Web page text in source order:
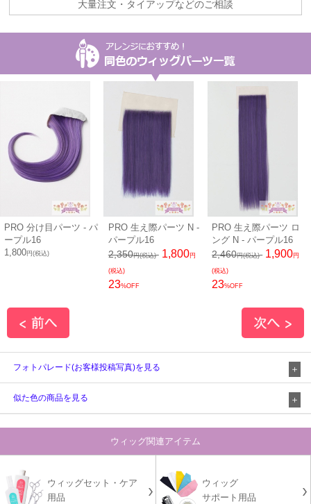
大量注文・タイアップなどのご相談
PRO 分け目パーツ - パ
ープル16
1,800円(税込)
PRO 生え際パーツ N -
パープル16
2,350円(税込) 1,800円
(税込)
23%OFF
PRO 生え際パーツ ロ
ング N - パープル16
2,460円(税込) 1,900円
(税込)
23%OFF
フォトパレード(お客様投稿写真)を見る
似た色の商品を見る
ウィッグ関連アイテム
ウィッグセット・ケア
用品
ウィッグ
サポート用品